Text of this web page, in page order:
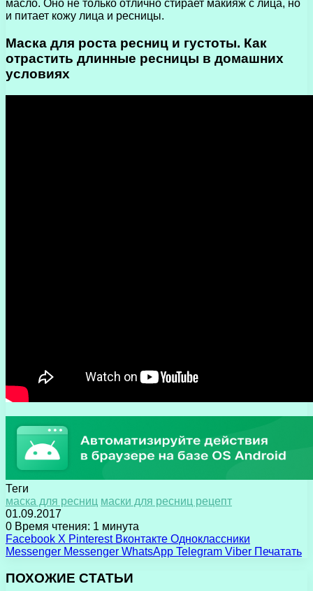
масло. Оно не только отлично стирает макияж с лица, но
и питает кожу лица и ресницы.
Маска для роста ресниц и густоты. Как
отрастить длинные ресницы в домашних
условиях
Теги
маска для ресниц маски для ресниц рецепт
01.09.2017
0 Время чтения: 1 минута
Facebook X Pinterest Вконтакте Одноклассники
Messenger Messenger WhatsApp Telegram Viber Печатать
ПОХОЖИЕ СТАТЬИ